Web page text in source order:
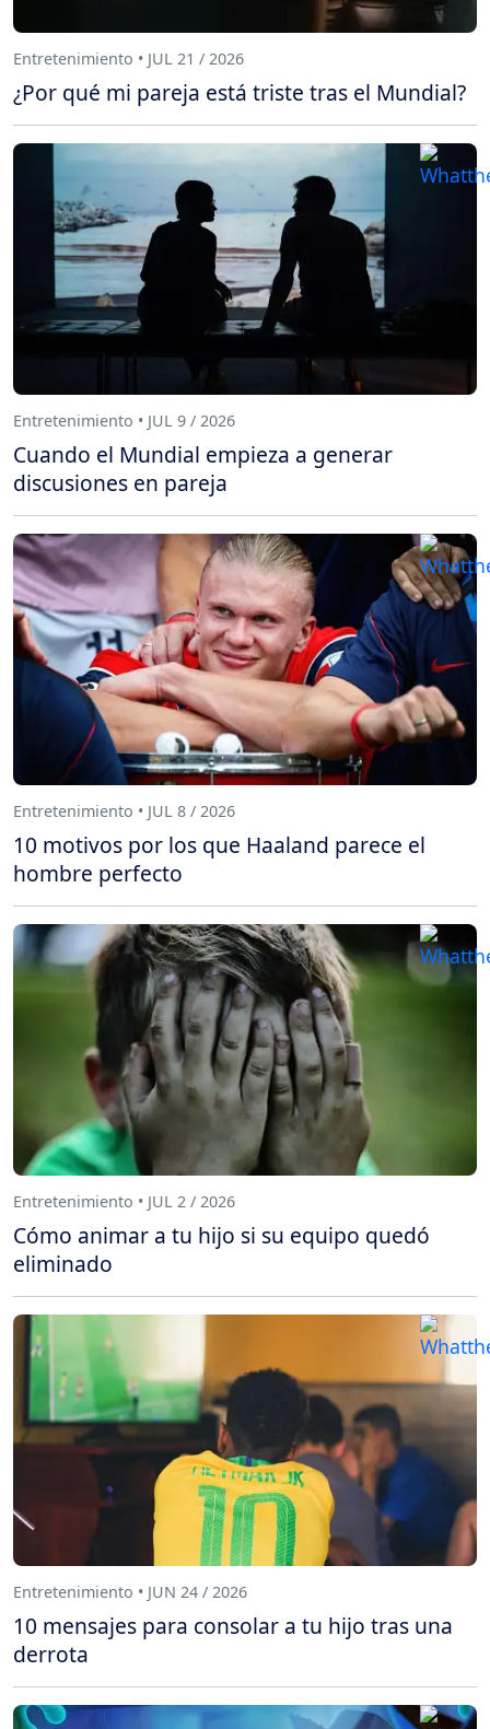
Entretenimiento • JUL 21 / 2026
¿Por qué mi pareja está triste tras el Mundial?
Entretenimiento • JUL 9 / 2026
Cuando el Mundial empieza a generar
discusiones en pareja
Entretenimiento • JUL 8 / 2026
10 motivos por los que Haaland parece el
hombre perfecto
Entretenimiento • JUL 2 / 2026
Cómo animar a tu hijo si su equipo quedó
eliminado
Entretenimiento • JUN 24 / 2026
10 mensajes para consolar a tu hijo tras una
derrota